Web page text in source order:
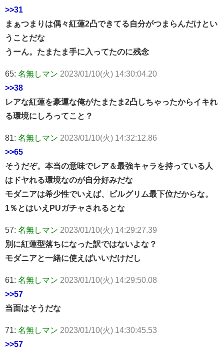
>>31
まぁつまりは偶々紅蓮2凸できてる自分がつまらんだけとい
うことだな
うーん。たまたま手に入ってたのに残念
65: 名無しマン 2023/01/10(火) 14:30:04.20
>>38
レアな紅蓮を豪運な俺がたまたま2凸しちゃったからイキれ
る環境にしろってこと？
81: 名無しマン 2023/01/10(火) 14:32:12.86
>>65
そうだぞ。本当の意味でレア＆最強キャラを持っている人
はドヤれる環境なのが自分好みだな
モダニアは希少性でいえば、ピルグリム最下位だからな。
1％とはいえPUガチャされるとな
57: 名無しマン 2023/01/10(火) 14:29:27.39
別に紅蓮型落ちになった訳ではないよな？
モダニアと一緒に使えばいいだけだし
61: 名無しマン 2023/01/10(火) 14:29:50.08
>>57
当面はそうだな
71: 名無しマン 2023/01/10(火) 14:30:45.53
>>57